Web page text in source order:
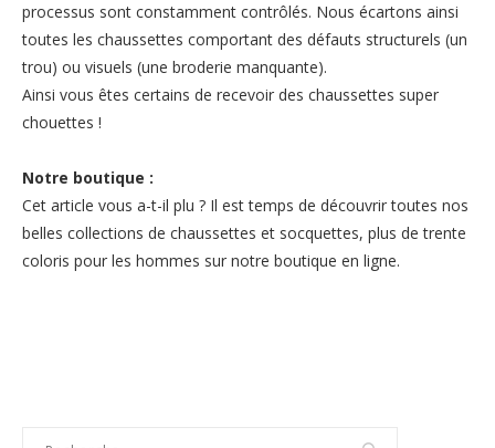
processus sont constamment contrôlés. Nous écartons ainsi
toutes les chaussettes comportant des défauts structurels (un
trou) ou visuels (une broderie manquante).
Ainsi vous êtes certains de recevoir des chaussettes super
chouettes !
Notre boutique :
Cet article vous a-t-il plu ? Il est temps de découvrir toutes nos
belles collections de chaussettes et socquettes, plus de trente
coloris pour les hommes sur notre boutique en ligne.